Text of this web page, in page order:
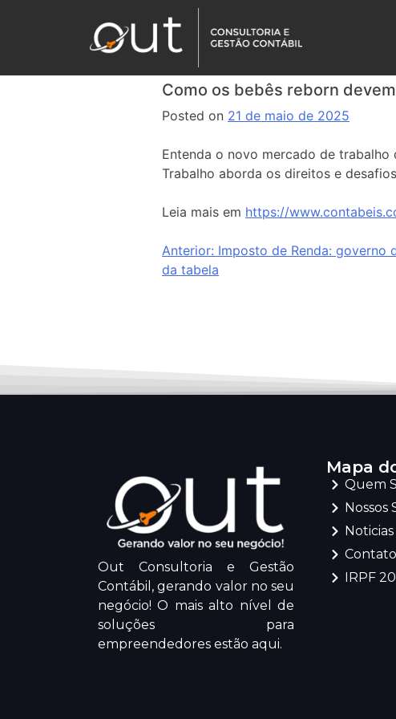
Como os bebês reborn
Posted on 21 de maio de 2025
Entenda o novo mercado de
Trabalho aborda os direitos e
Leia mais em https://
Anterior: Imposto de Renda: governo
da tabela
Out Consultoria e Gestão
Contábil, gerando valor no seu
negócio! O mais alto nível de
soluções para
empreendedores estão aqui.
Mapa
Quem
Nossos
Noticias
Contato
IRPF